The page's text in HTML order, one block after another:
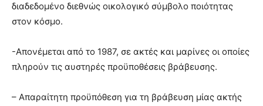
διαδεδομένο διεθνώς οικολογικό σύμβολο ποιότητας
στον κόσμο.
-Απονέμεται από το 1987, σε ακτές και μαρίνες οι οποίες
πληρούν τις αυστηρές προϋποθέσεις βράβευσης.
– Απαραίτητη προϋπόθεση για τη βράβευση μίας ακτής